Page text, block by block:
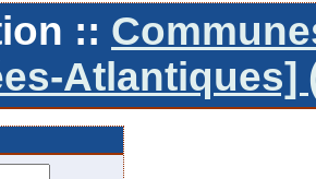
::
Atlantiques]